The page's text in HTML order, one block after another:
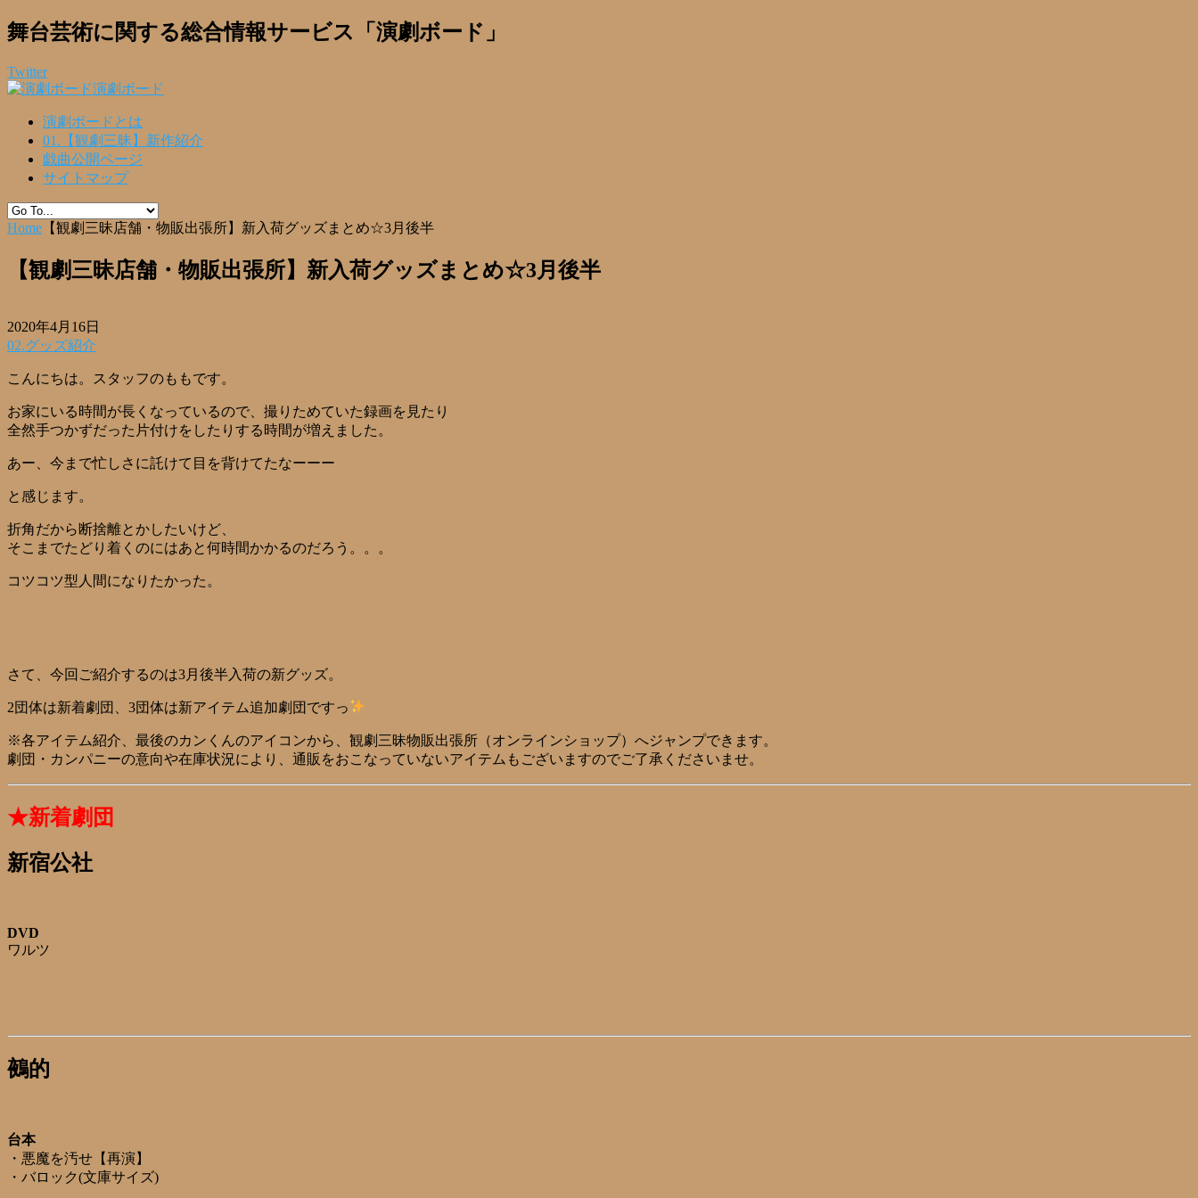
舞台芸術に関する総合情報サービス「演劇ボード」
Twitter
演劇ボード
演劇ボードとは
01.【観劇三昧】新作紹介
戯曲公開ページ
サイトマップ
Home 【観劇三昧店舗・物販出張所】新入荷グッズまとめ☆3月後半
【観劇三昧店舗・物販出張所】新入荷グッズまとめ☆3月後半
2020年4月16日
02.グッズ紹介
こんにちは。スタッフのももです。
お家にいる時間が長くなっているので、撮りためていた録画を見たり
全然手つかずだった片付けをしたりする時間が増えました。
あー、今まで忙しさに託けて目を背けてたなーーー
と感じます。
折角だから断捨離とかしたいけど、
そこまでたどり着くのにはあと何時間かかるのだろう。。。
コツコツ型人間になりたかった。
さて、今回ご紹介するのは3月後半入荷の新グッズ。
2団体は新着劇団、3団体は新アイテム追加劇団ですっ
※各アイテム紹介、最後のカンくんのアイコンから、観劇三昧物販出張所（オンラインショップ）へジャンプできます。
劇団・カンパニーの意向や在庫状況により、通販をおこなっていないアイテムもございますのでご了承くださいませ。
★新着劇団
新宿公社
DVD
ワルツ
鵺的
台本
・悪魔を汚せ【再演】
・バロック(文庫サイズ)